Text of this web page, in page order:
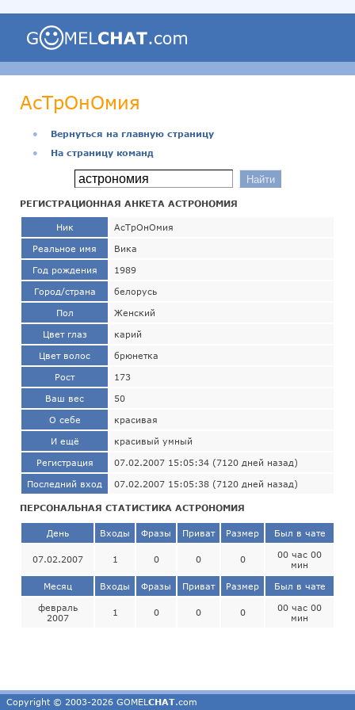
АсТрОнОмия
●
Вернуться на главную страницу
●
На страницу команд
РЕГИСТРАЦИОННАЯ АНКЕТА АСТРОНОМИЯ
Ник АсТрОнОмия
Реальное имя Вика
Год рождения 1989
Город/страна белорусь
Пол Женский
Цвет глаз карий
Цвет волос брюнетка
Рост 173
Ваш вес 50
О себе красивая
И ещё красивый умный
Регистрация 07.02.2007 15:05:34 (7120 дней назад)
Последний вход 07.02.2007 15:05:38 (7120 дней назад)
ПЕРСОНАЛЬНАЯ СТАТИСТИКА АСТРОНОМИЯ
День Входы Фразы Приват Размер Был в чате
07.02.2007 1 0 0 0
00 час 00
мин
Месяц Входы Фразы Приват Размер Был в чате
февраль
2007
1 0 0 0
00 час 00
мин
Copyright © 2003-2026 GOMEL CHAT.com